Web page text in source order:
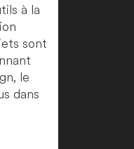
à la
sont
le
dans